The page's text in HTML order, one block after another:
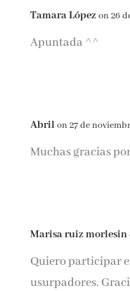
Tamara Lópezon 26
Apuntada ^^
Abrilon 27 de
Muchas gracias
Marisa ruiz morlesin
Quiero participar
usurpadores.